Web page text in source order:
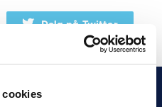
cookies
Dela på Twitter